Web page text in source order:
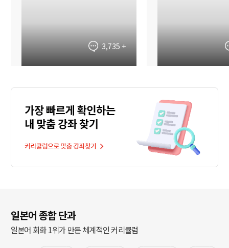
3,735 +
일본어 종합 단과
일본어 회화 1위가 만든 체계적인 커리큘럼